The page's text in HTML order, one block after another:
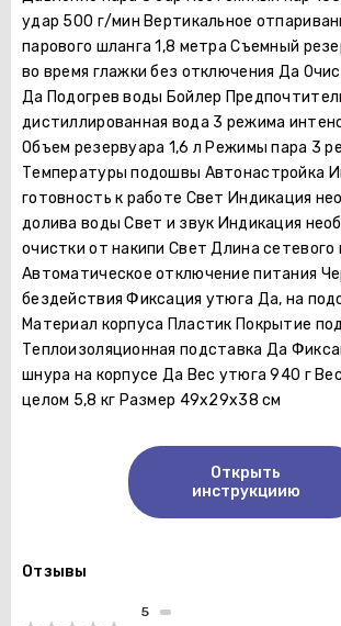
удар 500 г/мин Вертикальное
парового шланга 1,8 метра Съемный
во время глажки без отключения Да
Да Подогрев воды Бойлер
дистиллированная вода 3 режима
Объем резервуара 1,6 л Режимы пара 3
Температуры подошвы Автонастройка
готовность к работе Свет Индикация
долива воды Свет и звук Индикация
очистки от накипи Свет Длина
Автоматическое отключение питания
бездействия Фиксация утюга Да, на
Материал корпуса Пластик Покрытие
Теплоизоляционная подставка Да
шнура на корпусе Да Вес утюга 940 г
целом 5,8 кг Размер 49х29х38 см
Открыть
инструкциию
Отзывы
5